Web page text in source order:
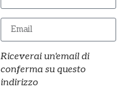
Riceverai un'email di
conferma su questo
indirizzo